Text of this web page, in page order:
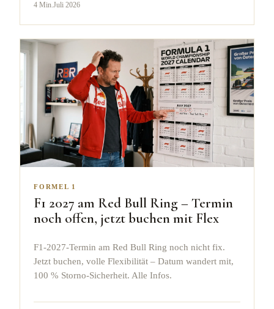
4 Min.Juli 2026
FORMEL 1
F1 2027 am Red Bull Ring – Termin
noch offen, jetzt buchen mit Flex
F1-2027-Termin am Red Bull Ring noch nicht fix.
Jetzt buchen, volle Flexibilität – Datum wandert mit,
100 % Storno-Sicherheit. Alle Infos.